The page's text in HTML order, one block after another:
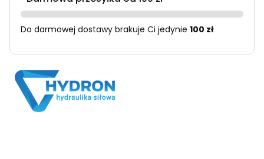
Do darmowej dostawy brakuje Ci jedynie 100 zł